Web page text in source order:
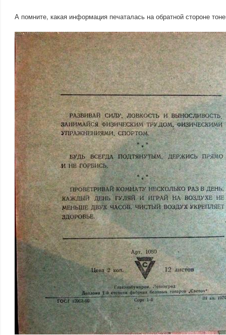
А помните, какая информация печаталась на обратной стороне